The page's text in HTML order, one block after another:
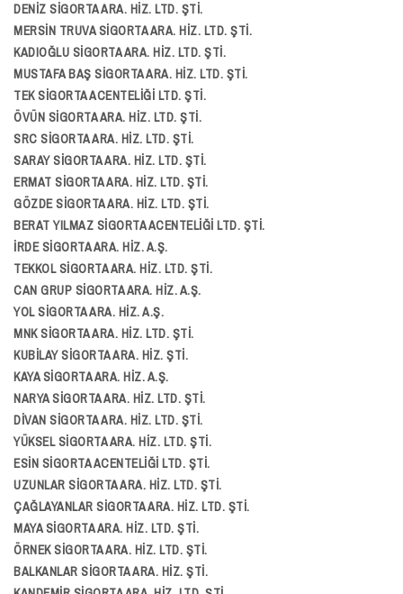
DENİZ SİGORTA ARA. HİZ. LTD. ŞTİ.
MERSİN TRUVA SİGORTA ARA. HİZ. LTD. ŞTİ.
KADIOĞLU SİGORTA ARA. HİZ. LTD. ŞTİ.
MUSTAFA BAŞ SİGORTA ARA. HİZ. LTD. ŞTİ.
TEK SİGORTA ACENTELİĞİ LTD. ŞTİ.
ÖVÜN SİGORTA ARA. HİZ. LTD. ŞTİ.
SRC SİGORTA ARA. HİZ. LTD. ŞTİ.
SARAY SİGORTA ARA. HİZ. LTD. ŞTİ.
ERMAT SİGORTA ARA. HİZ. LTD. ŞTİ.
GÖZDE SİGORTA ARA. HİZ. LTD. ŞTİ.
BERAT YILMAZ SİGORTA ACENTELİĞİ LTD. ŞTİ.
İRDE SİGORTA ARA. HİZ. A.Ş.
TEKKOL SİGORTA ARA. HİZ. LTD. ŞTİ.
CAN GRUP SİGORTA ARA. HİZ. A.Ş.
YOL SİGORTA ARA. HİZ. A.Ş.
MNK SİGORTA ARA. HİZ. LTD. ŞTİ.
KUBİLAY SİGORTA ARA. HİZ. ŞTİ.
KAYA SİGORTA ARA. HİZ. A.Ş.
NARYA SİGORTA ARA. HİZ. LTD. ŞTİ.
DİVAN SİGORTA ARA. HİZ. LTD. ŞTİ.
YÜKSEL SİGORTA ARA. HİZ. LTD. ŞTİ.
ESİN SİGORTA ACENTELİĞİ LTD. ŞTİ.
UZUNLAR SİGORTA ARA. HİZ. LTD. ŞTİ.
ÇAĞLAYANLAR SİGORTA ARA. HİZ. LTD. ŞTİ.
MAYA SİGORTA ARA. HİZ. LTD. ŞTİ.
ÖRNEK SİGORTA ARA. HİZ. LTD. ŞTİ.
BALKANLAR SİGORTA ARA. HİZ. ŞTİ.